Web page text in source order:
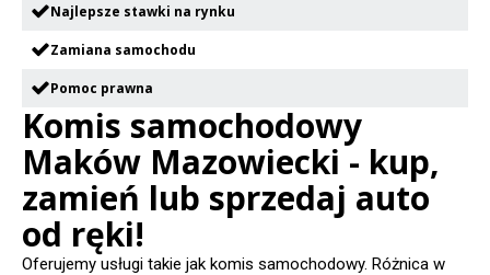
Najlepsze stawki na rynku
Zamiana samochodu
Pomoc prawna
Komis samochodowy
Maków Mazowiecki - kup,
zamień lub sprzedaj auto
od ręki!
Oferujemy usługi takie jak komis samochodowy. Różnica w